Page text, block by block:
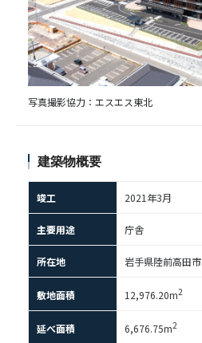
写真撮影協力：エスエス東北
建築物概要
竣工 2021年3⽉
主要用途 庁舎
所在地 岩手県陸前高田市
敷地面積 12,976.20m2
延べ面積 6,676.75m2